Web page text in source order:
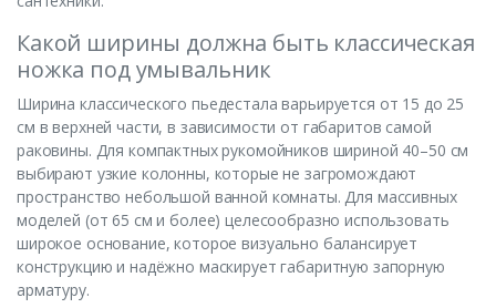
Какой ширины должна быть классическая
ножка под умывальник
Ширина классического пьедестала варьируется от 15 до 25
см в верхней части, в зависимости от габаритов самой
раковины. Для компактных рукомойников шириной 40–50 см
выбирают узкие колонны, которые не загромождают
пространство небольшой ванной комнаты. Для массивных
моделей (от 65 см и более) целесообразно использовать
широкое основание, которое визуально балансирует
конструкцию и надёжно маскирует габаритную запорную
арматуру.